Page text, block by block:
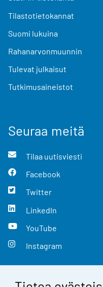
Tilastotietokannat
Suomi lukuina
Rahanarvonmuunnin
Tulevat julkaisut
Tutkimusaineistot
Seuraa meitä
Tilaa uutisviesti
Facebook
Twitter
LinkedIn
YouTube
Instagram